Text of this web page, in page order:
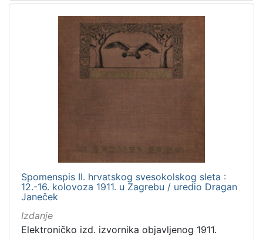
Spomenspis II. hrvatskog svesokolskog sleta :
12.-16. kolovoza 1911. u Zagrebu / uredio Dragan
Janeček
Izdanje
Elektroničko izd. izvornika objavljenog 1911.